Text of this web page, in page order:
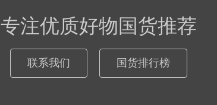
专注优质好物国货推荐
联系我们 国货排行榜